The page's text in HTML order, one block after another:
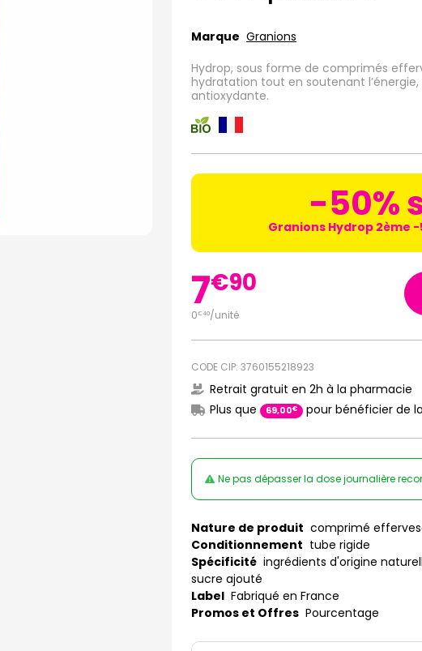
Marque Granions
Hydrop, sous forme de comprimés
hydratation tout en soutenant
antioxydante.
-50%
Granions Hydrop 2ème -
7€90
0€40/unité
CODE CIP: 3760155218923
Retrait gratuit en 2h à la pharmacie
Plus que
69,00€ pour bénéficier de
Ne pas dépasser la dose journalière
Nature de produit comprimé
Conditionnement tube rigide
Spécificité ingrédients d'origine
sucre ajouté
Label Fabriqué en France
Promos et Offres Pourcentage